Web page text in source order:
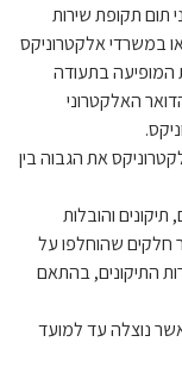
תקופת שירות
בהודעה בע"פ בטלפון 08-9567500 או במשרדי אלקטרוניקס
המופיעה בתעודה
האלקטרוני
את הגבוה בין
תיקונים והובלות
חלקים שהוחלפו על
התיקונים, בהתאם
נוצלה עד למועד